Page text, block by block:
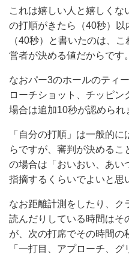
これは嬉しい人と嬉しくな
の打順がきたら（40秒）以
（40秒）と書いたのは、
営者が決める値だからです。
なおパー3のホールのティ
ローチショット、チッピン
場合は追加10秒が認められ
「自分の打順」は一般的
らですが、審判が決めるこ
の場合は「おいおい、あい
指摘するくらいでよいと思
なお距離計測をしたり、ク
読んだりしている時間はそ
が、次の打席でその時間の
「一打目、アプローチ、